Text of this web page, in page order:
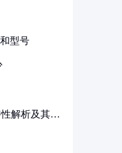
型号
解析及其在